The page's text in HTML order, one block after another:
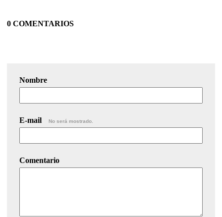
0 COMENTARIOS
Nombre
E-mail No será mostrado.
Comentario